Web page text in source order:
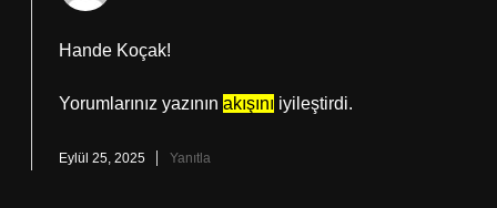
Hande Koçak!
Yorumlarınız yazının akışını iyileştirdi.
Eylül 25, 2025 Yanıtla